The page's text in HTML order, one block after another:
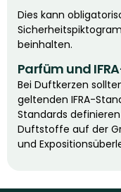
Dies kann
beinhalten.
Parfüm und
Bei Duftkerzen
geltenden IFRA-
Standards
Duftstoffe auf der
und